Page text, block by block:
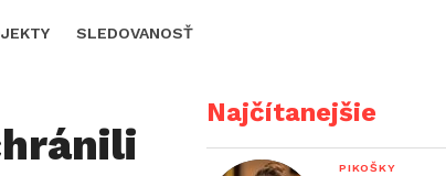
SLEDOVANOSŤ
Najčítanejšie
PIKOŠKY